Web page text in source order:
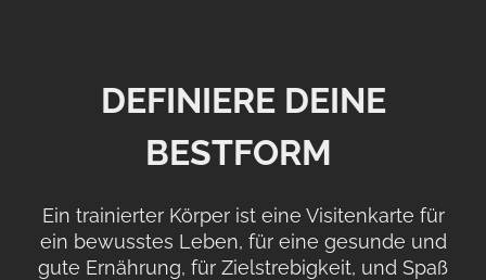
DEFINIERE DEINE
BESTFORM
Ein trainierter Körper ist eine Visitenkarte für
ein bewusstes Leben, für eine gesunde und
gute Ernährung, für Zielstrebigkeit, und Spaß